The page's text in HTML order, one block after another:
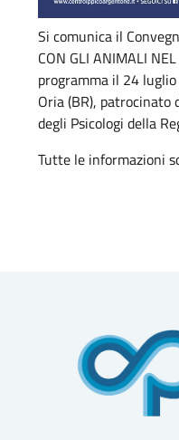
Si comunica il
CON GLI ANIMALI
programma il 24
Oria (BR), patrocinato
degli Psicologi della
Tutte le informazioni